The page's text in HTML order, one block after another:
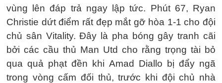
vùng lên đáp trả ngay lập tức. Phút 67, Ryan
Christie dứt điểm rất đẹp mắt gỡ hòa 1-1 cho đội
chủ sân Vitality. Đây là pha bóng gây tranh cãi
bởi các cầu thủ Man Utd cho rằng trọng tài bỏ
qua quả phạt đền khi Amad Diallo bị đẩy ngã
trong vòng cấm đối thủ, trước khi đội chủ nhà